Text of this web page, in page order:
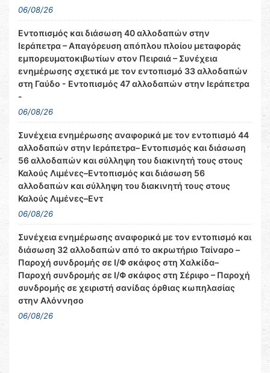
06/08/26
Εντοπισμός και διάσωση 40 αλλοδαπών στην
Ιεράπετρα – Απαγόρευση απόπλου πλοίου μεταφοράς
εμπορευματοκιβωτίων στον Πειραιά – Συνέχεια
ενημέρωσης σχετικά με τον εντοπισμό 33 αλλοδαπών
στη Γαύδο - Εντοπισμός 47 αλλοδαπών στην Ιεράπετρα
-
06/08/26
Συνέχεια ενημέρωσης αναφορικά με τον εντοπισμό 44
αλλοδαπών στην Ιεράπετρα– Εντοπισμός και διάσωση
56 αλλοδαπών και σύλληψη του διακινητή τους στους
Καλούς Λιμένες–Εντοπισμός και διάσωση 56
αλλοδαπών και σύλληψη του διακινητή τους στους
Καλούς Λιμένες–Εντ
06/08/26
Συνέχεια ενημέρωσης αναφορικά με τον εντοπισμό και
διάσωση 32 αλλοδαπών από το ακρωτήριο Ταίναρο –
Παροχή συνδρομής σε Ι/Φ σκάφος στη Χαλκίδα–
Παροχή συνδρομής σε Ι/Φ σκάφος στη Σέριφο – Παροχή
συνδρομής σε χειριστή σανίδας όρθιας κωπηλασίας
στην Αλόννησο
06/08/26